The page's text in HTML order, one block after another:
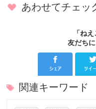
あわせてチェッ
「ね
友だち
関連キーワード